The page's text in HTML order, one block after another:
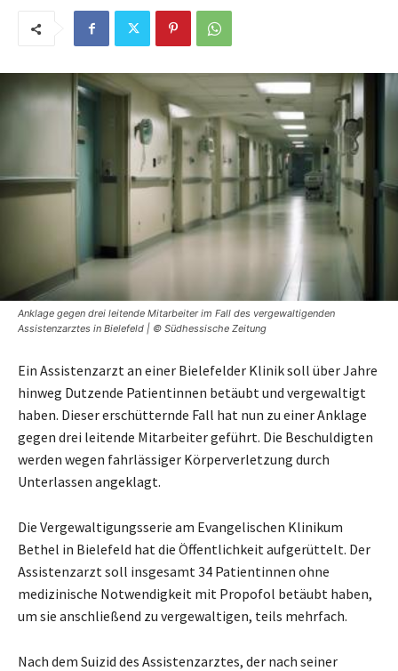
Anklage gegen drei leitende Mitarbeiter im Fall des vergewaltigenden
Assistenzarztes in Bielefeld | © Südhessische Zeitung
Ein Assistenzarzt an einer Bielefelder Klinik soll über Jahre
hinweg Dutzende Patientinnen betäubt und vergewaltigt
haben. Dieser erschütternde Fall hat nun zu einer Anklage
gegen drei leitende Mitarbeiter geführt. Die Beschuldigten
werden wegen fahrlässiger Körperverletzung durch
Unterlassen angeklagt.
Die Vergewaltigungsserie am Evangelischen Klinikum
Bethel in Bielefeld hat die Öffentlichkeit aufgerüttelt. Der
Assistenzarzt soll insgesamt 34 Patientinnen ohne
medizinische Notwendigkeit mit Propofol betäubt haben,
um sie anschließend zu vergewaltigen, teils mehrfach.
Nach dem Suizid des Assistenzarztes, der nach seiner